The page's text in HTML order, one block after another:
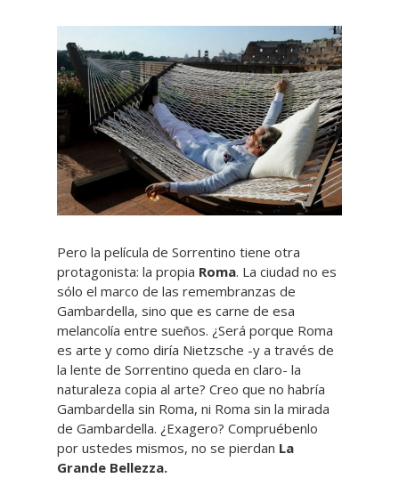
Pero la película de Sorrentino tiene otra
protagonista: la propia Roma. La ciudad no es
sólo el marco de las remembranzas de
Gambardella, sino que es carne de esa
melancolía entre sueños. ¿Será porque Roma
es arte y como diría Nietzsche -y a través de
la lente de Sorrentino queda en claro- la
naturaleza copia al arte? Creo que no habría
Gambardella sin Roma, ni Roma sin la mirada
de Gambardella. ¿Exagero? Compruébenlo
por ustedes mismos, no se pierdan La
Grande Bellezza.